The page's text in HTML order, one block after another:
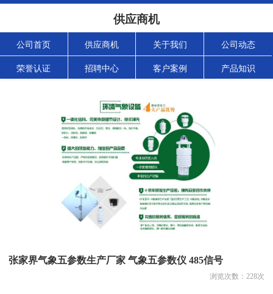
供应商机
公司首页 供应商机 关于我们 公司动态
荣誉认证 招聘中心 客户案例 产品知识
张家界气象五参数生产厂家 气象五参数仪 485信号
浏览次数： 228次